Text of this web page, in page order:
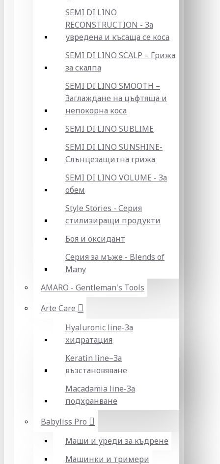
SEMI DI LINO
RECONSTRUCTION - За
увредена и късаща се коса
SEMI DI LINO SCALP – Грижа
за скалпа
SEMI DI LINO SMOOTH –
Заглаждане на цъфтяща и
непокорна коса
SEMI DI LINO SUBLIME
SEMI DI LINO SUNSHINE-
Слънцезащитна грижа
SEMI DI LINO VOLUME - За
обем
Style Stories - Серия
стилизиращи продукти
Боя и оксидант
Серия за мъже - Blends of
Many
AMARO - Gentleman's Tools
Arte Care
Hyaluronic line-За
хидратация
Keratin line–За
възстановяване
Macadamia line-За
подхранване
Babyliss Pro
Маши и уреди за къдрене
Машинки и тримери